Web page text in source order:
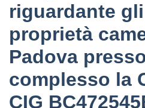
riguardante
proprietà
Padova
complesso la
CIG